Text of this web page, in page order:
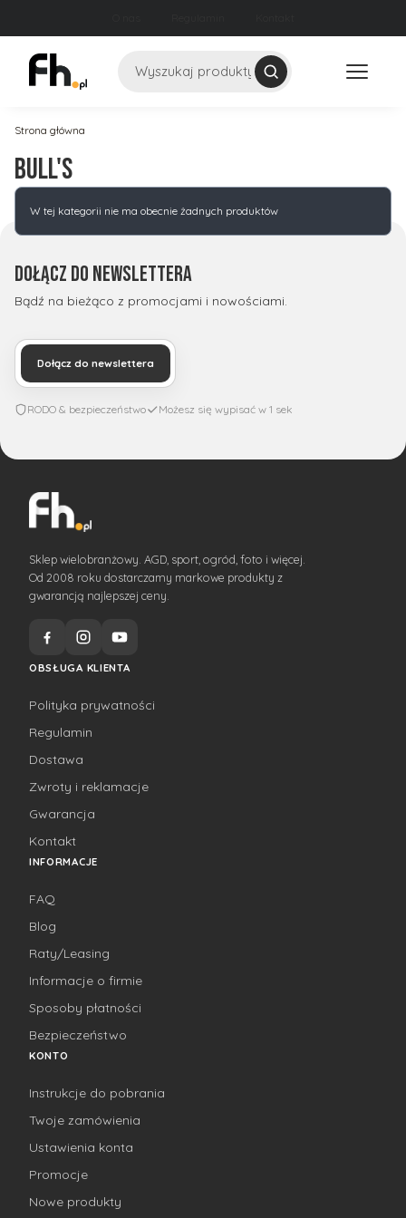
Szukaj
Strona główna
Bull's
Lista produktów
W tej kategorii nie ma obecnie żadnych produktów
Dołącz do newslettera
Bądź na bieżąco z promocjami i nowościami.
Dołącz do newslettera
RODO & bezpieczeństwo Możesz się wypisać w 1 sek
Sklep wielobranżowy. AGD, sport, ogród, foto i więcej.
Od 2008 roku dostarczamy markowe produkty z
gwarancją najlepszej ceny.
OBSŁUGA KLIENTA
Polityka prywatności
Regulamin
Dostawa
Zwroty i reklamacje
Gwarancja
Kontakt
INFORMACJE
FAQ
Blog
Raty/Leasing
Informacje o firmie
Sposoby płatności
Bezpieczeństwo
KONTO
Instrukcje do pobrania
Twoje zamówienia
Ustawienia konta
Promocje
Nowe produkty